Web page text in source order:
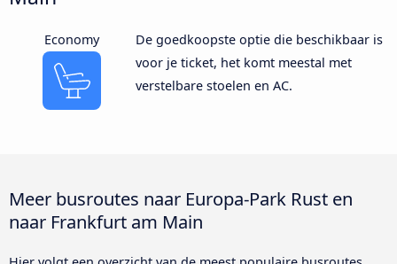
Economy
De goedkoopste optie die beschikbaar is
voor je ticket, het komt meestal met
verstelbare stoelen en AC.
Meer busroutes naar Europa-Park Rust en
naar Frankfurt am Main